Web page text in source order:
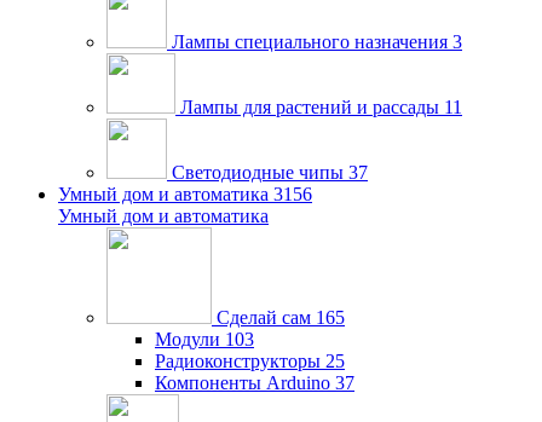
Лампы специального назначения 3
Лампы для растений и рассады 11
Светодиодные чипы 37
Умный дом и автоматика 3156
Умный дом и автоматика
Сделай сам 165
Модули 103
Радиоконструкторы 25
Компоненты Arduino 37